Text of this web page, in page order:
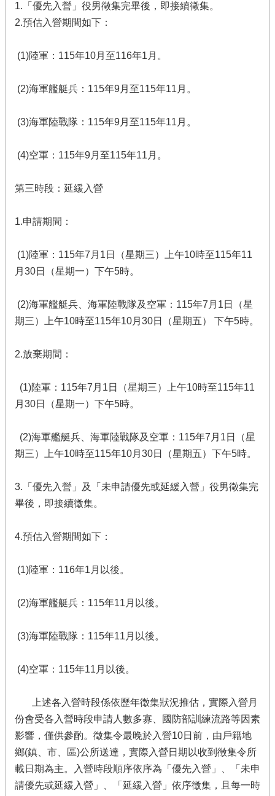
1.「優先入營」役男徵集完畢後，即接續徵集。
2.預估入營期間如下：
(1)陸軍：115年10月至116年1月。
(2)海軍艦艇兵：115年9月至115年11月。
(3)海軍陸戰隊：115年9月至115年11月。
(4)空軍：115年9月至115年11月。
第三時段：延緩入營
1.申請期間：
(1)陸軍：115年7月1日（星期三）上午10時至115年11
月30日（星期一）下午5時。
(2)海軍艦艇兵、海軍陸戰隊及空軍：115年7月1日（星
期三）上午10時至115年10月30日（星期五） 下午5時。
2.放棄期間：
(1)陸軍：115年7月1日（星期三）上午10時至115年11
月30日（星期一）下午5時。
(2)海軍艦艇兵、海軍陸戰隊及空軍：115年7月1日（星
期三）上午10時至115年10月30日（星期五）下午5時。
3.「優先入營」及「未申請優先或延緩入營」役男徵集完
畢後，即接續徵集。
4.預估入營期間如下：
(1)陸軍：116年1月以後。
(2)海軍艦艇兵：115年11月以後。
(3)海軍陸戰隊：115年11月以後。
(4)空軍：115年11月以後。
上述各入營時段係依歷年徵集狀況推估，實際入營月
份會受各入營時段申請人數多寡、國防部訓練流路等因素
影響，僅供參酌。徵集令最晚於入營10日前，由戶籍地
鄉(鎮、市、區)公所送達，實際入營日期以收到徵集令所
載日期為主。入營時段順序依序為「優先入營」、「未申
請優先或延緩入營」、「延緩入營」依序徵集，且每一時